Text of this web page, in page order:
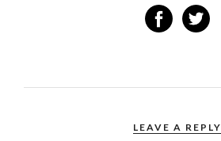
LEAVE A REPLY